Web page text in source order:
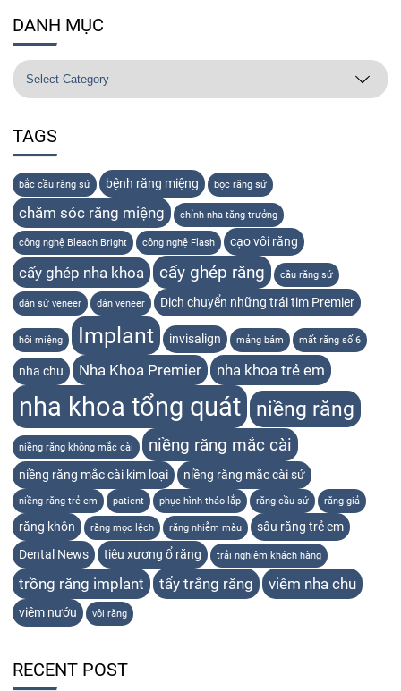
DANH MỤC
TAGS
bắc cầu răng sứ bệnh răng miệng bọc răng sứ
chăm sóc răng miệng chỉnh nha tăng trưởng
công nghệ Bleach Bright công nghệ Flash cạo vôi răng
cấy ghép nha khoa cấy ghép răng cầu răng sứ
dán sứ veneer dán veneer Dịch chuyển những trái tim Premier
hôi miệng Implant invisalign mảng bám mất răng số 6
nha chu Nha Khoa Premier nha khoa trẻ em
nha khoa tổng quát niềng răng
niềng răng không mắc cài niềng răng mắc cài
niềng răng mắc cài kim loại niềng răng mắc cài sứ
niềng răng trẻ em patient phục hình tháo lắp răng cầu sứ răng giả
răng khôn răng mọc lệch răng nhiễm màu
sâu răng trẻ em
Dental News
tiêu xương ổ răng trải nghiệm khách hàng
trồng răng implant tẩy trắng răng viêm nha chu
viêm nướu vôi răng
RECENT POST